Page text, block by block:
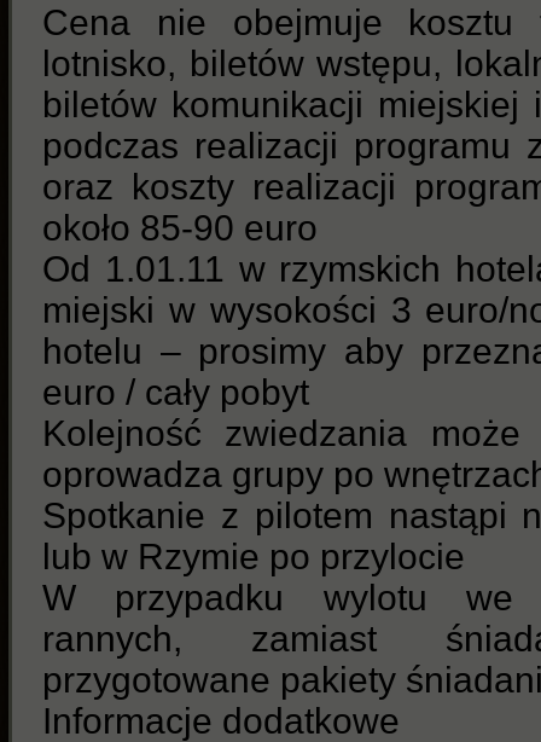
Cena nie obejmuje kosztu
lotnisko, biletów wstępu,
biletów komunikacji
podczas realizacji programu
oraz koszty realizacji
około 85-90 euro
Od 1.01.11 w rzymskich
miejski w wysokości 3 euro/
hotelu – prosimy aby
euro / cały pobyt
Kolejność zwiedzania
oprowadza grupy po
Spotkanie z pilotem nastąpi
lub w Rzymie po przylocie
W przypadku wylotu we
rannych, zamiast
przygotowane pakiety
Informacje dodatkowe